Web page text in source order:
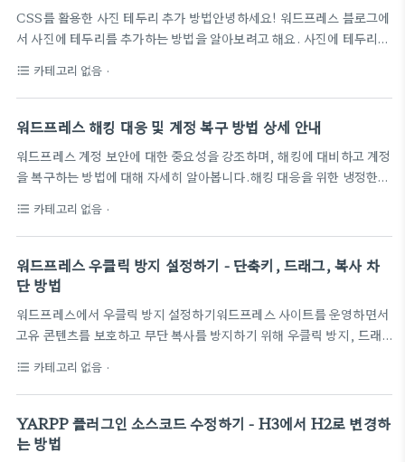
CSS를 활용한 사진 테두리 추가 방법안녕하세요! 워드프레스 블로그에
서 사진에 테두리를 추가하는 방법을 알아보려고 해요. 사진에 테두리를
효과도 높아진다고 해요. 이번에는 CSS를 사용하여 사진에 테두리를
추가하는 방법을 알아보겠습니다.CSS를 활용한 사진 테두리 추가 방법
워드프레스 설정에서 CSS 코드 적용하기외모 설정: 워드프레스 블로그
두리 스타일 설정: 테두리 스타일을 선택하고 테두리 두께, 색상 등을 원
하는 대로 설정합니다.CSS 클래스를 활용한 테두리 적용CSS 작성: 설
정한 테두리 스타일에 맞는 CSS 코드를 작성합니다.이미지 CSS 클래
format_list_bulleted 카테고리 없음 ·
워드프레스 해킹 대응 및 계정 복구 방법 상세 안내
워드프레스 계정 보안에 대한 중요성을 강조하며, 해킹에 대비하고 계정
을 복구하는 방법에 대해 자세히 알아봅니다.해킹 대응을 위한 냉정한
때는 냉정하게 상황을 판단해야 합니다. 빠르고 신속한 대응이 중요합니
다.호스팅 업체를 통한 계정 복구만약 워드프레스 계정에 접속이 안 되
는 경우, 호스팅 업체의 phpMyAdmin을 활용하여 직접 계정을 복구
할 수 있습니다. 호스팅 업체의 콘솔 페이지로 접속하여 wp_users 테
조치해킹을 당한 후에는 비밀번호를 정기적으로 변경하고, 워드프레스
를 최신 버전으로 업데이트하는 것이 필요합니다. 또한, 플러그인 업데
이트와 사이트 백업을 꼭 ..
format_list_bulleted 카테고리 없음 ·
워드프레스 우클릭 방지 설정하기 - 단축키, 드래그, 복사 차
단 방법
워드프레스에서 우클릭 방지 설정하기워드프레스 사이트를 운영하면서
고유 콘텐츠를 보호하고 무단 복사를 방지하기 위해 우클릭 방지, 드래
'Secure Copy Content Protection and Content Locking'
플러그인을 사용하여 간편하게 콘텐츠를 보호할 수 있습니다.Secure
Copy Content Protection 플러그인플러그인 특징: 우클릭 및 드래
그 방지, 단축키 차단, 무단 복사 방지, 다양한 기능 제공설치 방법: 워드
format_list_bulleted 카테고리 없음 ·
YARPP 플러그인 소스코드 수정하기 - H3에서 H2로 변경하
는 방법